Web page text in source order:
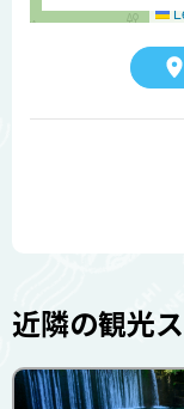
近隣の観光